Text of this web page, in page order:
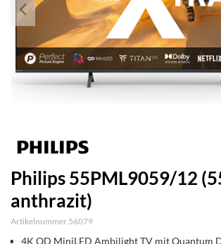
Philips 55PML9059/12
anthrazit)
Artikelnummer 56079
4K QD MiniLED Ambilight TV mit Quantum